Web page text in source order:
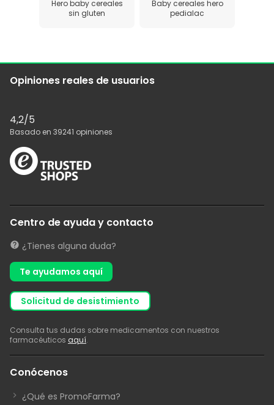
Hero baby cereales
sin gluten
Baby cereales hero
pedialac
Opiniones reales de usuarios
4,2/5
Basado en 39241 opiniones
Centro de ayuda y contacto
¿Tienes alguna duda?
Te ayudamos aquí
solicitud de desistimiento
Consulta tus dudas sobre medicamentos con nuestros
farmacéuticos aquí.
Conócenos
¿Qué es PromoFarma?